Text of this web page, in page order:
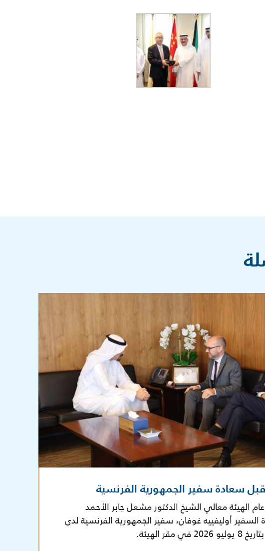
سعادة سفير الجمهورية الفرنسية
الهيئة معالي الشيخ الدكتور مشعل جابر الأحمد
السفير أوليفييه غوفان، سفير الجمهورية الفرنسية لدى
مقر الهيئة.